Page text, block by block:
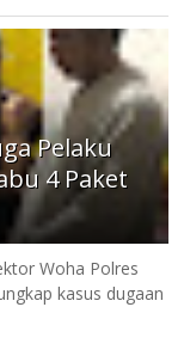
Pelaku
4 Paket
Woha Polres
kasus dugaan